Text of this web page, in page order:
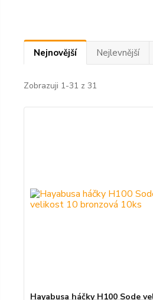
Nejnovější Nejlevnější
Zobrazuji 1-31 z 31
Hayabusa háčky H100 Sode